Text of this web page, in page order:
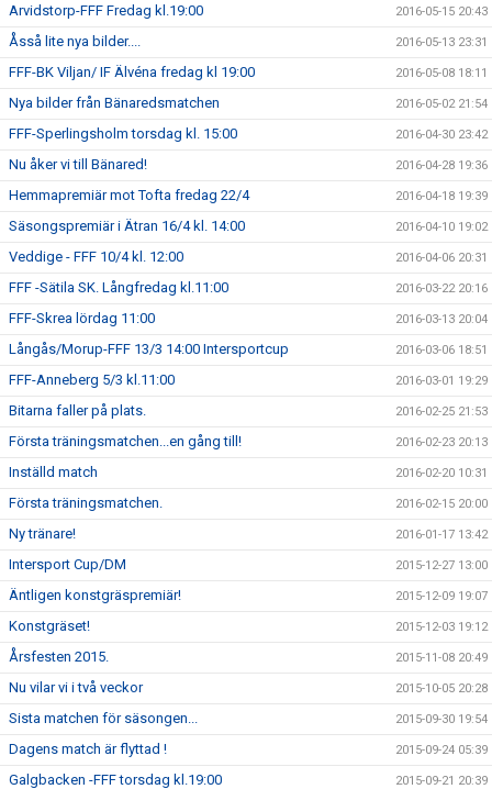
Arvidstorp-FFF Fredag kl.19:00 2016-05-15 20:43
Åsså lite nya bilder.... 2016-05-13 23:31
FFF-BK Viljan/ IF Älvéna fredag kl 19:00 2016-05-08 18:11
Nya bilder från Bänaredsmatchen 2016-05-02 21:54
FFF-Sperlingsholm torsdag kl. 15:00 2016-04-30 23:42
Nu åker vi till Bänared! 2016-04-28 19:36
Hemmapremiär mot Tofta fredag 22/4 2016-04-18 19:39
Säsongspremiär i Ätran 16/4 kl. 14:00 2016-04-10 19:02
Veddige - FFF 10/4 kl. 12:00 2016-04-06 20:31
FFF -Sätila SK. Långfredag kl.11:00 2016-03-22 20:16
FFF-Skrea lördag 11:00 2016-03-13 20:04
Långås/Morup-FFF 13/3 14:00 Intersportcup 2016-03-06 18:51
FFF-Anneberg 5/3 kl.11:00 2016-03-01 19:29
Bitarna faller på plats. 2016-02-25 21:53
Första träningsmatchen...en gång till! 2016-02-23 20:13
Inställd match 2016-02-20 10:31
Första träningsmatchen. 2016-02-15 20:00
Ny tränare! 2016-01-17 13:42
Intersport Cup/DM 2015-12-27 13:00
Äntligen konstgräspremiär! 2015-12-09 19:07
Konstgräset! 2015-12-03 19:12
Årsfesten 2015. 2015-11-08 20:49
Nu vilar vi i två veckor 2015-10-05 20:28
Sista matchen för säsongen... 2015-09-30 19:54
Dagens match är flyttad ! 2015-09-24 05:39
Galgbacken -FFF torsdag kl.19:00 2015-09-21 20:39